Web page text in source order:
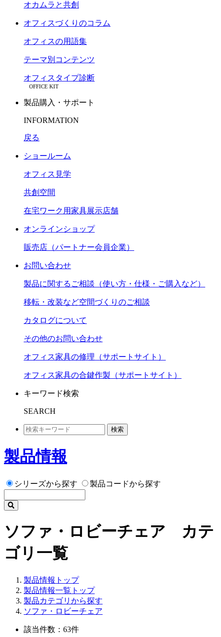
オカムラと共創
オフィスづくりのコラム
オフィスの用語集
テーマ別コンテンツ
オフィスタイプ診断
OFFICE KIT
製品購入・サポート
INFORMATION
戻る
ショールーム
オフィス見学
共創空間
在宅ワーク用家具展示店舗
オンラインショップ
販売店（パートナー会員企業）
お問い合わせ
製品に関するご相談（使い方・仕様・ご購入など）
移転・改装など空間づくりのご相談
カタログについて
その他のお問い合わせ
オフィス家具の修理（サポートサイト）
オフィス家具の合鍵作製（サポートサイト）
キーワード検索
SEARCH
検索
製品情報
シリーズから探す 製品コードから探す
ソファ・ロビーチェア カテ
ゴリ一覧
製品情報トップ
製品情報一覧トップ
製品カテゴリから探す
ソファ・ロビーチェア
該当件数：63件